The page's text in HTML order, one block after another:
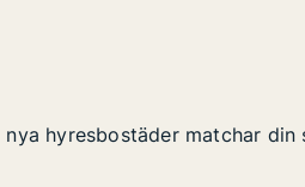
hyresbostäder matchar din